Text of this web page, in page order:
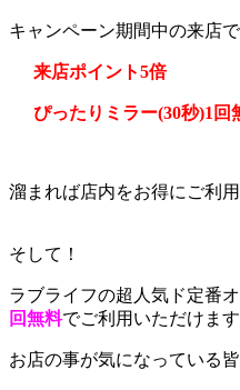
キャンペーン期間中の来店で
来店ポイント5倍
ぴったりミラー(30秒)1回
溜まれば店内をお得にご利
そして！
ラブライフの超人気ド定番
回無料でご利用いただけます
お店の事が気になっている